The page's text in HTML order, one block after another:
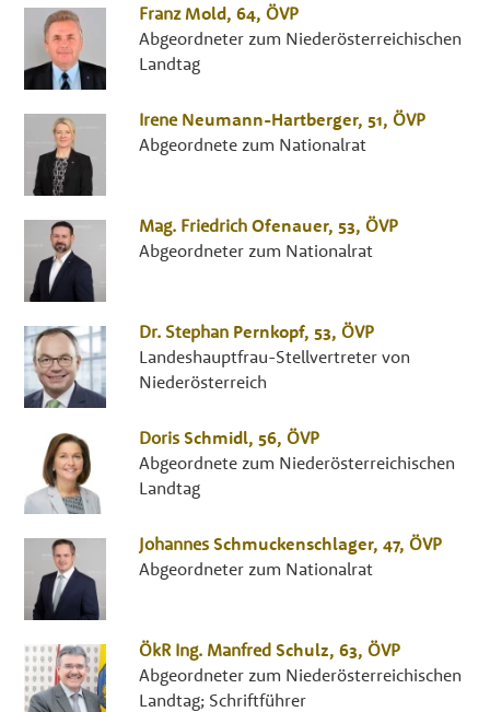
Franz Mold, 64, ÖVP
Abgeordneter zum Niederösterreichischen
Landtag
Irene Neumann-Hartberger, 51, ÖVP
Abgeordnete zum Nationalrat
Mag. Friedrich Ofenauer, 53, ÖVP
Abgeordneter zum Nationalrat
Dr. Stephan Pernkopf, 53, ÖVP
Landeshauptfrau-Stellvertreter von
Niederösterreich
Doris Schmidl, 56, ÖVP
Abgeordnete zum Niederösterreichischen
Landtag
Johannes Schmuckenschlager, 47, ÖVP
Abgeordneter zum Nationalrat
ÖkR Ing. Manfred Schulz, 63, ÖVP
Abgeordneter zum Niederösterreichischen
Landtag; Schriftführer